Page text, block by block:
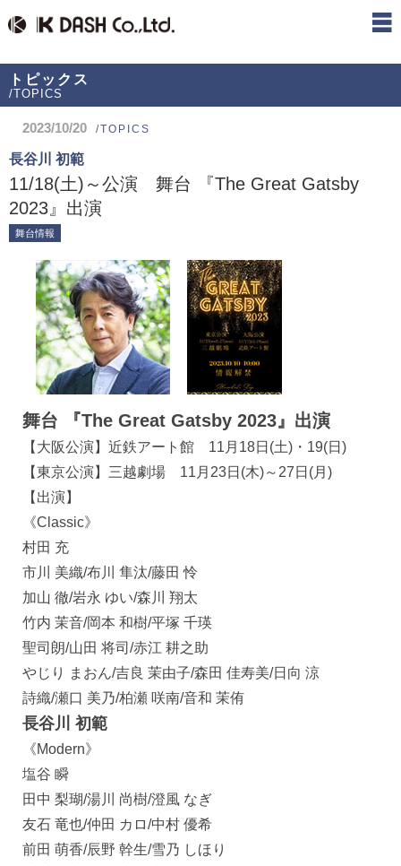
トピックス
/TOPICS
2023/10/20 /TOPICS
長谷川 初範
11/18(土)～公演 舞台 『The Great Gatsby
2023』出演
舞台情報
舞台 『The Great Gatsby 2023』出演
【大阪公演】近鉄アート館 11月18日(土)・19(日)
【東京公演】三越劇場 11月23日(木)～27日(月)
【出演】
《Classic》
村田 充
市川 美織/布川 隼汰/藤田 怜
加山 徹/岩永 ゆい/森川 翔太
竹内 茉音/岡本 和樹/平塚 千瑛
聖司朗/山田 将司/赤江 耕之助
やじり まおん/吉良 茉由子/森田 佳寿美/日向 涼
詩織/瀬口 美乃/柏瀬 咲南/音和 茉侑
長谷川 初範
《Modern》
塩谷 瞬
田中 梨瑚/湯川 尚樹/澄風 なぎ
友石 竜也/仲田 カロ/中村 優希
前田 萌香/辰野 幹生/雪乃 しほり